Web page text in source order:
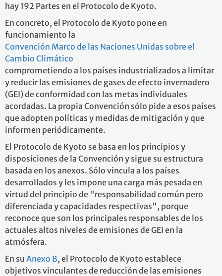
hay 192 Partes en el Protocolo de Kyoto.
En concreto, el Protocolo de Kyoto pone en
funcionamiento la
Convención Marco de las Naciones Unidas sobre el
Cambio Climático
comprometiendo a los países industrializados a limitar
y reducir las emisiones de gases de efecto invernadero
(GEI) de conformidad con las metas individuales
acordadas. La propia Convención sólo pide a esos países
que adopten políticas y medidas de mitigación y que
informen periódicamente.
El Protocolo de Kyoto se basa en los principios y
disposiciones de la Convención y sigue su estructura
basada en los anexos. Sólo vincula a los países
desarrollados y les impone una carga más pesada en
virtud del principio de "responsabilidad común pero
diferenciada y capacidades respectivas", porque
reconoce que son los principales responsables de los
actuales altos niveles de emisiones de GEI en la
atmósfera.
En su Anexo B, el Protocolo de Kyoto establece
objetivos vinculantes de reducción de las emisiones